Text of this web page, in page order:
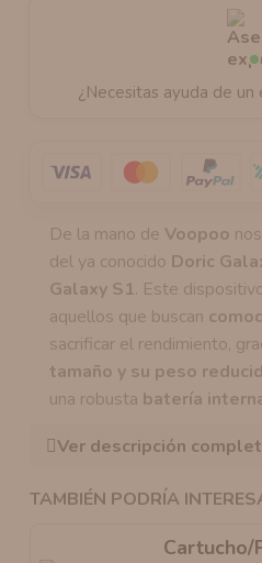
De la mano de Voopoo
del ya conocido Doric
Galaxy S1. Este
aquellos que buscan
sacrificar el rendimiento,
tamaño y su peso
una robusta batería
Ver descripción
TAMBIÉN PODRÍA
Cartucho/
¿Necesitas ayuda de un